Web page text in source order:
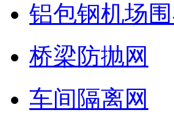
铝包钢机场
桥梁防抛网
车间隔离网